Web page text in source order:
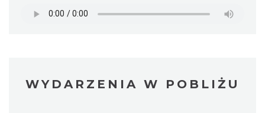
WYDARZENIA W POBLIŻU